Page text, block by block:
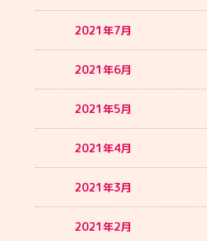
2021年7月
2021年6月
2021年5月
2021年4月
2021年3月
2021年2月